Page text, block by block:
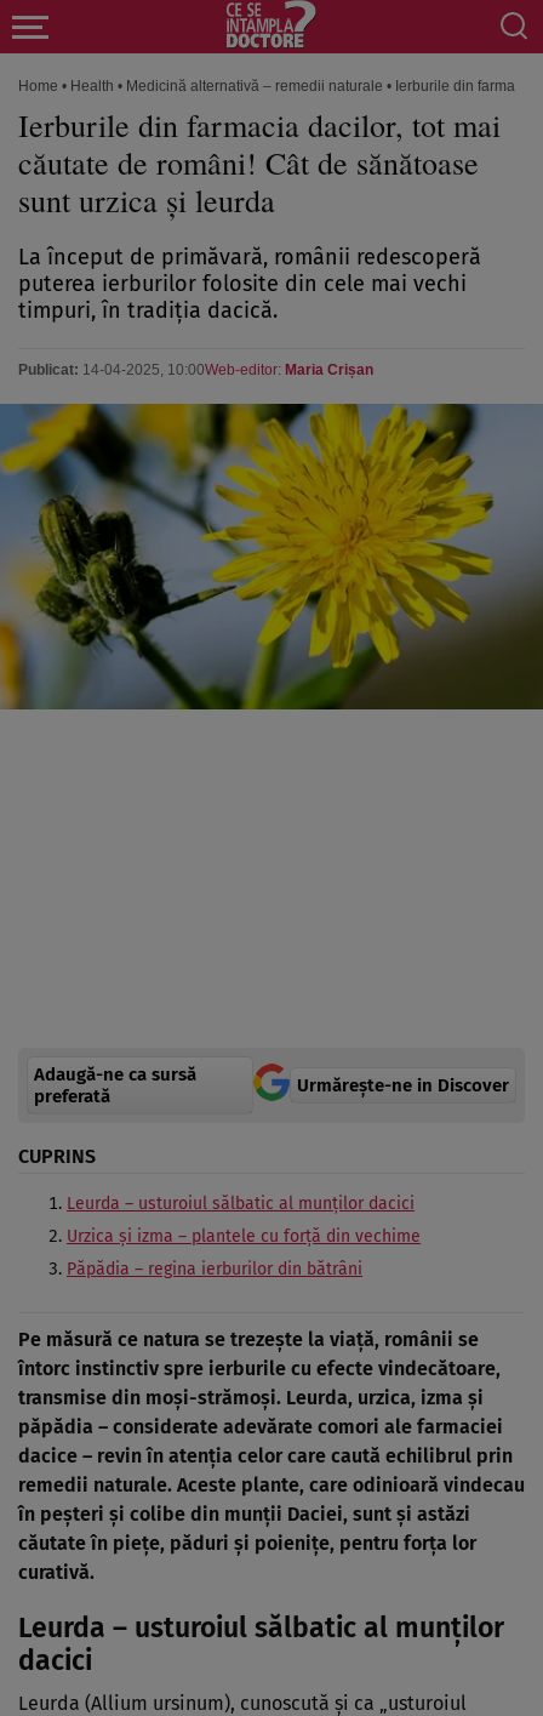
Home • Health • Medicină alternativă – remedii naturale • Ierburile din farmacia
Ierburile din farmacia dacilor, tot mai
căutate de români! Cât de sănătoase
sunt urzica și leurda
La început de primăvară, românii redescoperă
puterea ierburilor folosite din cele mai vechi
timpuri, în tradiția dacică.
Publicat: 14-04-2025, 10:00Web-editor: Maria Crișan
Adaugă-ne ca sursă
preferată
Urmărește-ne in Discover
CUPRINS
Leurda – usturoiul sălbatic al munților dacici
Urzica și izma – plantele cu forță din vechime
Păpădia – regina ierburilor din bătrâni
Pe măsură ce natura se trezește la viață, românii se
întorc instinctiv spre ierburile cu efecte vindecătoare,
transmise din moși-strămoși. Leurda, urzica, izma și
păpădia – considerate adevărate comori ale farmaciei
dacice – revin în atenția celor care caută echilibrul prin
remedii naturale. Aceste plante, care odinioară vindecau
în peșteri și colibe din munții Daciei, sunt și astăzi
căutate în piețe, păduri și poienițe, pentru forța lor
curativă.
Leurda – usturoiul sălbatic al munților
dacici
Leurda (Allium ursinum), cunoscută și ca „usturoiul